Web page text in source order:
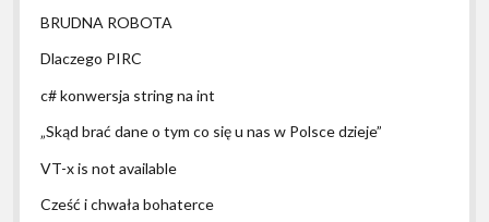
BRUDNA ROBOTA
Dlaczego PIRC
c# konwersja string na int
„Skąd brać dane o tym co się u nas w Polsce dzieje”
VT-x is not available
Cześć i chwała bohaterce